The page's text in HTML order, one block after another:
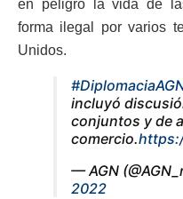
en peligro la vida de
forma ilegal por varios
Unidos.
incluyó
conjuntos y de
comercio.
— AGN
2022